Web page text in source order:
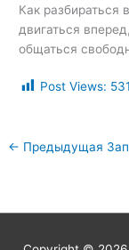
Как разбираться
двигаться
общаться
Post Views: 531
← Предыдущая